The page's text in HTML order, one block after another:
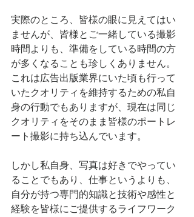
実際のところ、皆様の眼に見えてはい
ませんが、皆様とご一緒している撮影
時間よりも、準備をしている時間の方
が多くなることも珍しくありません。
これは広告出版業界にいた頃も行って
いたクオリティを維持するための私自
身の行動でもありますが、現在は同じ
クオリティをそのまま皆様のポートレ
ート撮影に持ち込んでいます。
しかし私自身、写真は好きでやってい
ることでもあり、仕事というよりも、
自分が持つ専門的知識と技術や感性と
経験を皆様にご提供するライフワーク